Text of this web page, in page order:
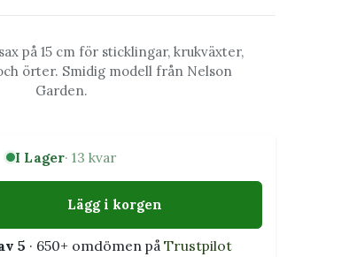
på 15 cm för sticklingar, krukväxter,
örter. Smidig modell från Nelson
Garden.
I Lager· 13 kvar
Lägg i korgen
5 · 650+ omdömen på Trustpilot